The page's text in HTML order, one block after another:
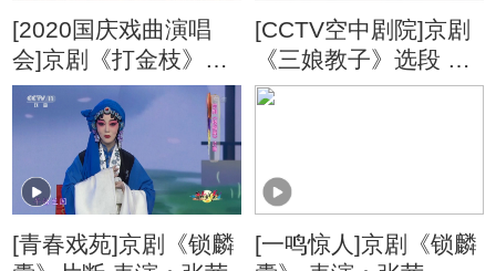
[2020国庆戏曲演唱
会]京剧《打金枝》选
段 表演者：陈圣杰
[CCTV空中剧院]京剧
《三娘教子》选段 演
唱：张茜
[青春戏苑]京剧《锁麟
[一鸣惊人]京剧《锁麟